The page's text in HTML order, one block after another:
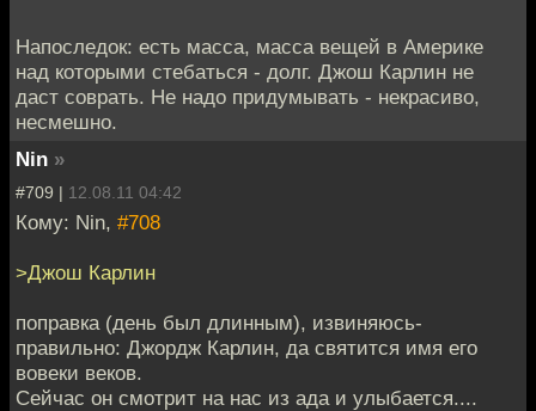
Напоследок: есть масса, масса вещей в Америке
над которыми стебаться - долг. Джош Карлин не
даст соврать. Не надо придумывать - некрасиво,
несмешно.
Nin »
#709 | 12.08.11 04:42
Кому: Nin, #708
>Джош Карлин
поправка (день был длинным), извиняюсь-
правильно: Джордж Карлин, да святится имя его
вовеки веков.
Сейчас он смотрит на нас из ада и улыбается....